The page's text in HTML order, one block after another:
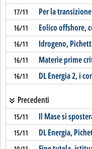
17/11 Per la
16/11 Eolico offshore,
16/11 Idrogeno,
16/11 Materie prime
16/11 DL Energia 2, i
Precedenti
15/11 Il Mase si
15/11 DL Energia,